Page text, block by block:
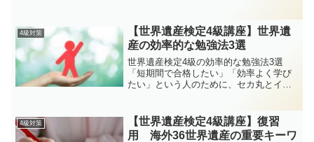
三帝国の都として繁栄し、宗教・建築・
都市景観が重層的に残る...
4級対策
【世界遺産検定4級講座】世界遺
産の効率的な勉強法3選
世界遺産検定4級の効率的な勉強法3選
「短期間で合格したい」「効率よく学び
たい」という人のために、セカ丸とイク
効率よく進める方法ない？全部覚えるの
は大変そうだし…安心...
4級対策
【世界遺産検定4級講座】復習
用 海外36世界遺産の重要キーワ